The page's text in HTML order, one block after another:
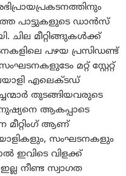
പാട്ടുകളുടെ ഡാൻസ്
ചില മീറ്റിങ്ങുകൾക്ക്
പഴയ പ്രസിഡണ്ട്
മറ്റ് സ്റ്റേറ്റ്
എലെക്ടഡ്
തുടങ്ങിയവരുടെ
ആകപ്പാടെ
മീറ്റിംഗ് ആണ്
സംഘടനകളും
ഇവിടെ വിളക്ക്
നീണ്ട സ്വാഗത